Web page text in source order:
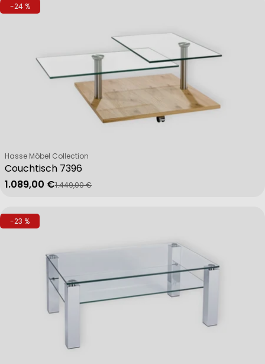
-24 %
Couchtisch 7396
Verkäufer:
Hasse Möbel Collection
Verkaufspreis
1.089,00 €
Regulärer Preis
1.449,00 €
-23 %